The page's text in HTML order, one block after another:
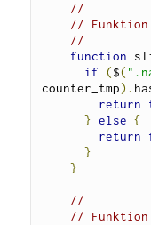
//
// Funktion
//
function
if
($(
counter_tmp).
return
} else {
return
}
}
//
// Funktion